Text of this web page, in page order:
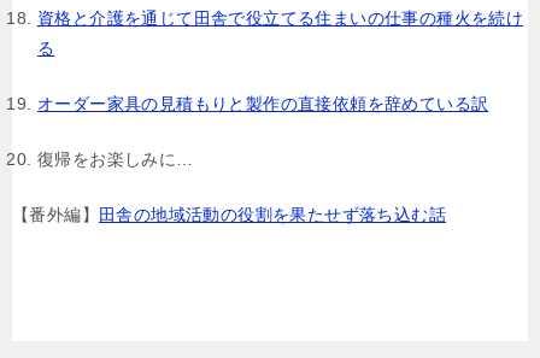
資格と介護を通じて田舎で役立てる住まいの仕事の種火を続け
る
オーダー家具の見積もりと製作の直接依頼を辞めている訳
復帰をお楽しみに…
【番外編】 田舎の地域活動の役割を果たせず落ち込む話